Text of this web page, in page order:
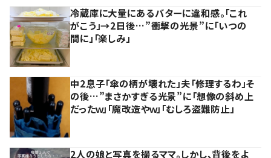
冷蔵庫に大量にあるバターに違和感。「これ
がこう」→2日後…”衝撃の光景”に「いつの
間に」「楽しみ」
中2息子「傘の柄が壊れた」夫「修理するわ」そ
の後…”まさかすぎる光景”に「想像の斜め上
だったｗ」「魔改造やｗ」「むしろ盗難防止」
2人の娘と写真を撮るママ。しかし、背後をよ